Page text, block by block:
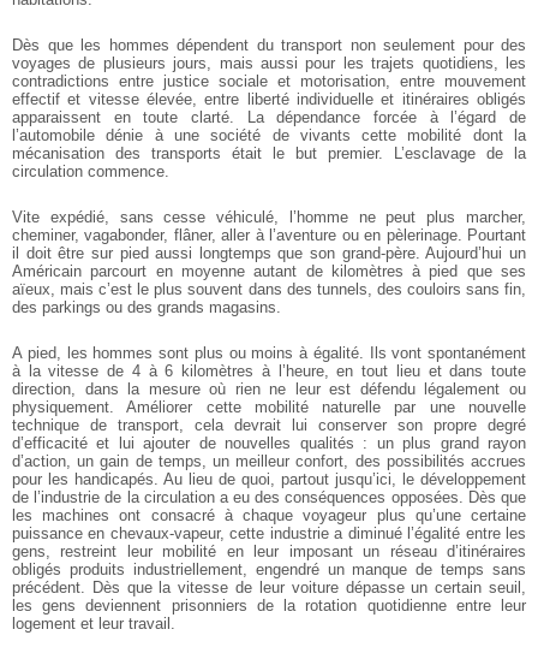
Dès que les hommes dépendent du transport non seulement pour des
voyages de plusieurs jours, mais aussi pour les trajets quotidiens, les
contradictions entre justice sociale et motorisation, entre mouvement
effectif et vitesse élevée, entre liberté individuelle et itinéraires obligés
apparaissent en toute clarté. La dépendance forcée à l’égard de
l’automobile dénie à une société de vivants cette mobilité dont la
mécanisation des transports était le but premier. L’esclavage de la
circulation commence.
Vite expédié, sans cesse véhiculé, l’homme ne peut plus marcher,
cheminer, vagabonder, flâner, aller à l’aventure ou en pèlerinage. Pourtant
il doit être sur pied aussi longtemps que son grand-père. Aujourd’hui un
Américain parcourt en moyenne autant de kilomètres à pied que ses
aïeux, mais c’est le plus souvent dans des tunnels, des couloirs sans fin,
des parkings ou des grands magasins.
A pied, les hommes sont plus ou moins à égalité. Ils vont spontanément
à la vitesse de 4 à 6 kilomètres à l’heure, en tout lieu et dans toute
direction, dans la mesure où rien ne leur est défendu légalement ou
physiquement. Améliorer cette mobilité naturelle par une nouvelle
technique de transport, cela devrait lui conserver son propre degré
d’efficacité et lui ajouter de nouvelles qualités : un plus grand rayon
d’action, un gain de temps, un meilleur confort, des possibilités accrues
pour les handicapés. Au lieu de quoi, partout jusqu’ici, le développement
de l’industrie de la circulation a eu des conséquences opposées. Dès que
les machines ont consacré à chaque voyageur plus qu’une certaine
puissance en chevaux-vapeur, cette industrie a diminué l’égalité entre les
gens, restreint leur mobilité en leur imposant un réseau d’itinéraires
obligés produits industriellement, engendré un manque de temps sans
précédent. Dès que la vitesse de leur voiture dépasse un certain seuil,
les gens deviennent prisonniers de la rotation quotidienne entre leur
logement et leur travail.